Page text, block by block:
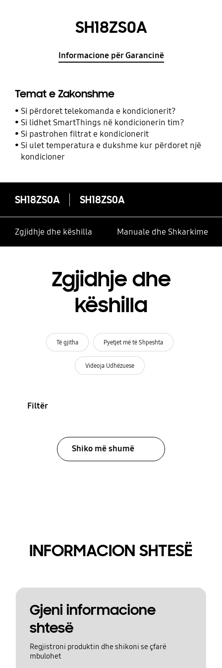
SH18ZS0A
Informacione për Garancinë
Temat e Zakonshme
Si përdoret telekomanda e kondicionerit?
Si lidhet SmartThings në kondicionerin tim?
Si pastrohen filtrat e kondicionerit
Si ulet temperatura e dukshme kur përdoret një
kondicioner
SH18ZS0A SH18ZS0A
Zgjidhje dhe këshilla Manuale dhe Shkarkime
Zgjidhje dhe
këshilla
Të gjitha Pyetjet më të Shpeshta
Videoja Udhëzuese
Filtër
Shiko më shumë
INFORMACION SHTESË
Gjeni informacione
shtesë
Regjistroni produktin dhe shikoni se çfarë
mbulohet